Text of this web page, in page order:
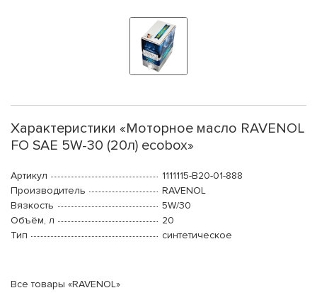
Характеристики «Моторное масло RAVENOL
FO SAE 5W-30 (20л) ecobox»
Артикул
1111115-B20-01-888
Производитель
RAVENOL
Вязкость
5W/30
Объём, л
20
Тип
синтетическое
Все товары «RAVENOL»